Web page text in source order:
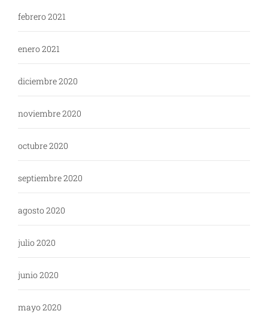
febrero 2021
enero 2021
diciembre 2020
noviembre 2020
octubre 2020
septiembre 2020
agosto 2020
julio 2020
junio 2020
mayo 2020